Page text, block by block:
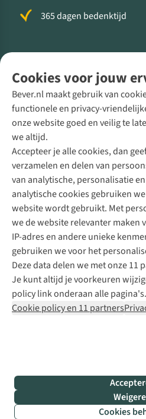
Cookies voor jouw
Bever.nl maakt gebruik van
functionele en privacy-
onze website goed en veilig te
we altijd.
Accepteer je alle cookies, dan
verzamelen en delen van
van analytische, personalisatie
analytische cookies gebruiken
website wordt gebruikt. Met
we de website relevanter maken
IP-adres en andere unieke
gebruiken we voor het
Deze data delen we met onze 11
Je kunt altijd je voorkeuren
policy link onderaan alle pagina's.
Cookie policy en 11 partners
Cookies
365 dagen bedenktijd
Direct advies van een
+31 (0)85 888 50 88
+31 6 12 28 49 80
Contactformulier